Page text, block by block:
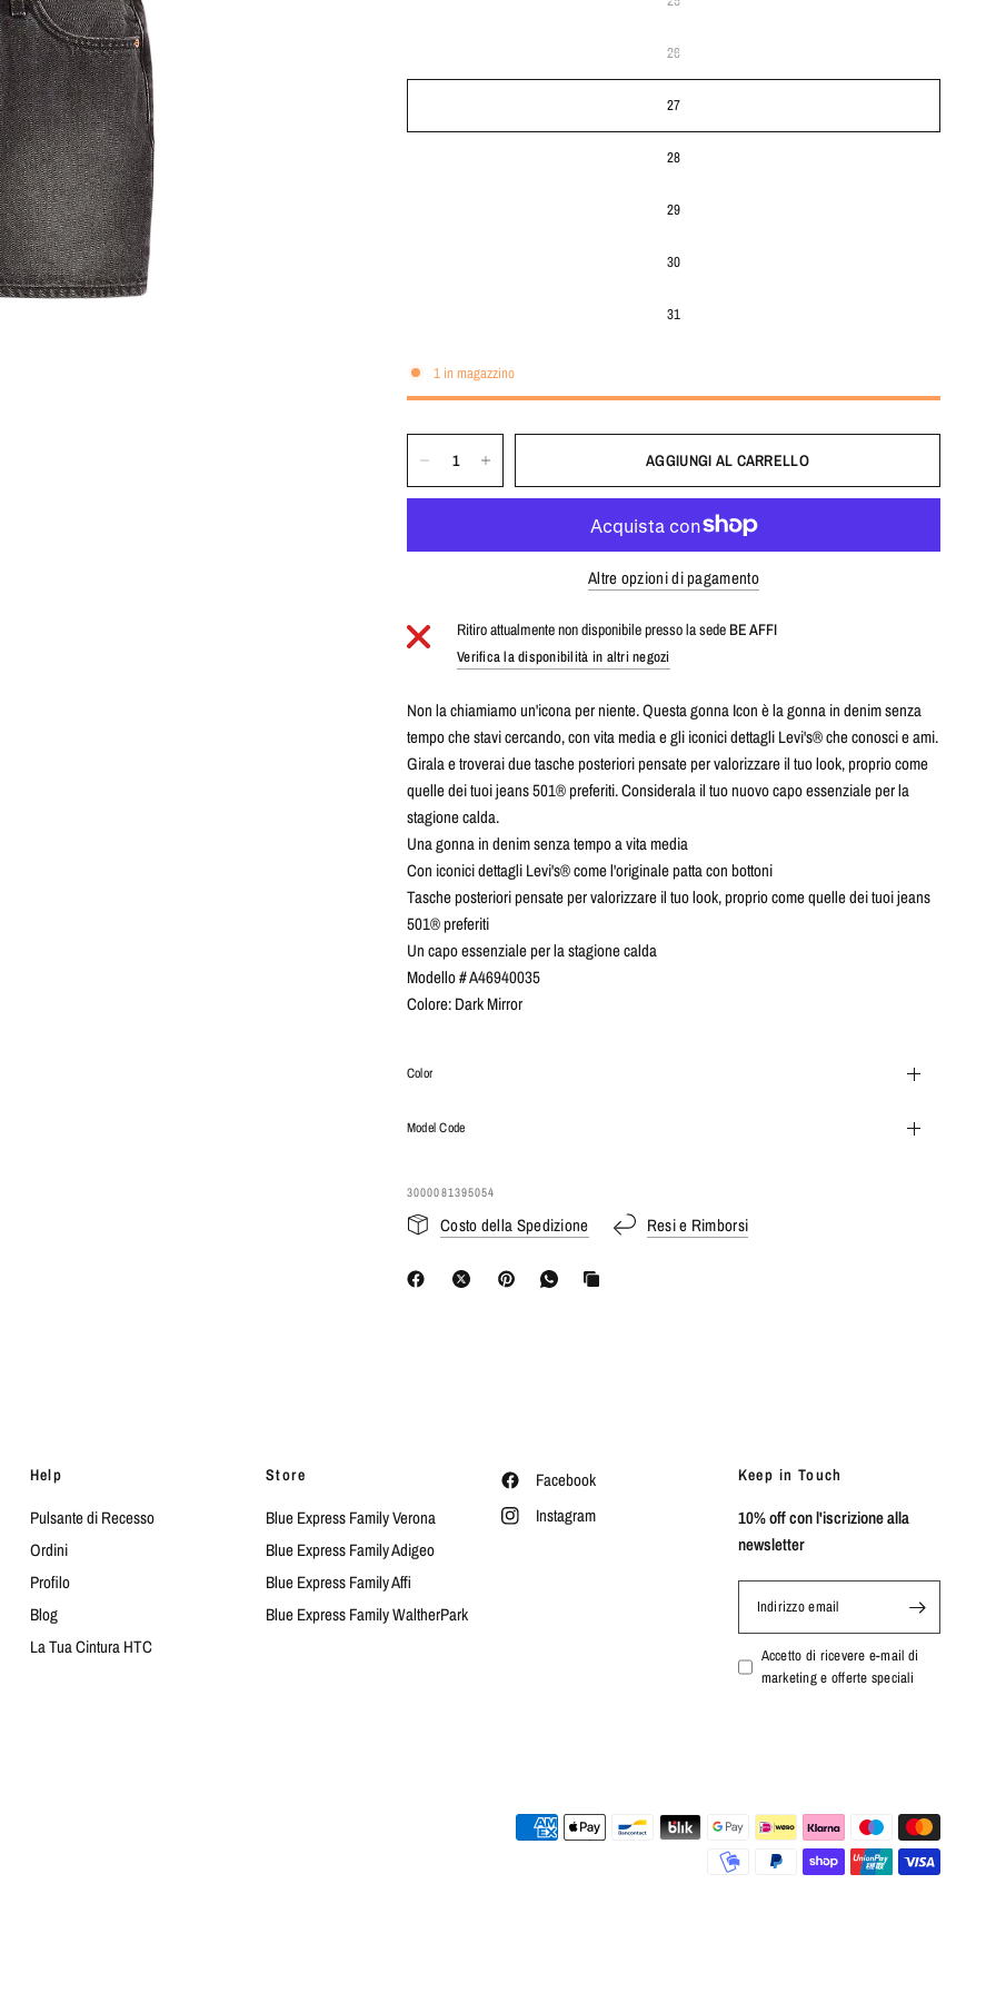
26
27
28
29
30
31
1 in magazzino
AGGIUNGI AL CARRELLO
Altre opzioni di pagamento
Ritiro attualmente non disponibile presso la sedeBE AFFI
Verifica la disponibilità in altri negozi
Non la chiamiamo un'icona per niente. Questa gonna Icon è la gonna in denim senza
tempo che stavi cercando, con vita media e gli iconici dettagli Levi's® che conosci e ami.
Girala e troverai due tasche posteriori pensate per valorizzare il tuo look, proprio come
quelle dei tuoi jeans 501® preferiti. Considerala il tuo nuovo capo essenziale per la
stagione calda.
Una gonna in denim senza tempo a vita media
Con iconici dettagli Levi's® come l'originale patta con bottoni
Tasche posteriori pensate per valorizzare il tuo look, proprio come quelle dei tuoi jeans
501® preferiti
Un capo essenziale per la stagione calda
Modello # A46940035
Colore: Dark Mirror
Color
Model Code
3000081395054
Costo della Spedizione Resi e Rimborsi
Help
Pulsante di Recesso
Ordini
Profilo
Blog
La Tua Cintura HTC
Store
Blue Express Family Verona
Blue Express Family Adigeo
Blue Express Family Affi
Blue Express Family WaltherPark
Facebook
Instagram
Keep in Touch
10% off con l'iscrizione alla
newsletter
Indirizzo email
Accetto di ricevere e-mail di
marketing e offerte speciali